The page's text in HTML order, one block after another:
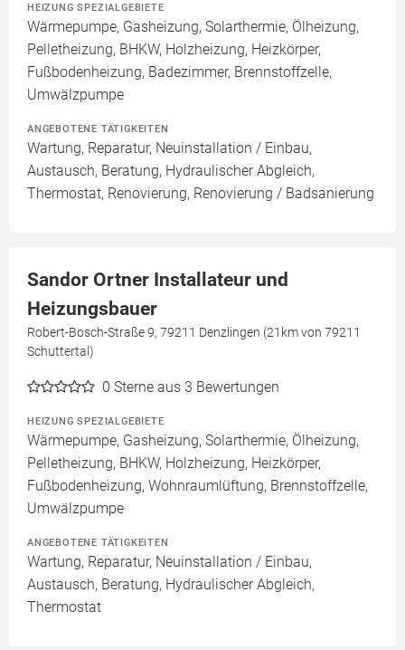
HEIZUNG SPEZIALGEBIETE
Wärmepumpe, Gasheizung, Solarthermie, Ölheizung,
Pelletheizung, BHKW, Holzheizung, Heizkörper,
Fußbodenheizung, Badezimmer, Brennstoffzelle,
Umwälzpumpe
ANGEBOTENE TÄTIGKEITEN
Wartung, Reparatur, Neuinstallation / Einbau,
Austausch, Beratung, Hydraulischer Abgleich,
Thermostat, Renovierung, Renovierung / Badsanierung
Sandor Ortner Installateur und
Heizungsbauer
Robert-Bosch-Straße 9, 79211 Denzlingen (21km von 79211
Schuttertal)
0 Sterne aus 3 Bewertungen
HEIZUNG SPEZIALGEBIETE
Wärmepumpe, Gasheizung, Solarthermie, Ölheizung,
Pelletheizung, BHKW, Holzheizung, Heizkörper,
Fußbodenheizung, Wohnraumlüftung, Brennstoffzelle,
Umwälzpumpe
ANGEBOTENE TÄTIGKEITEN
Wartung, Reparatur, Neuinstallation / Einbau,
Austausch, Beratung, Hydraulischer Abgleich,
Thermostat